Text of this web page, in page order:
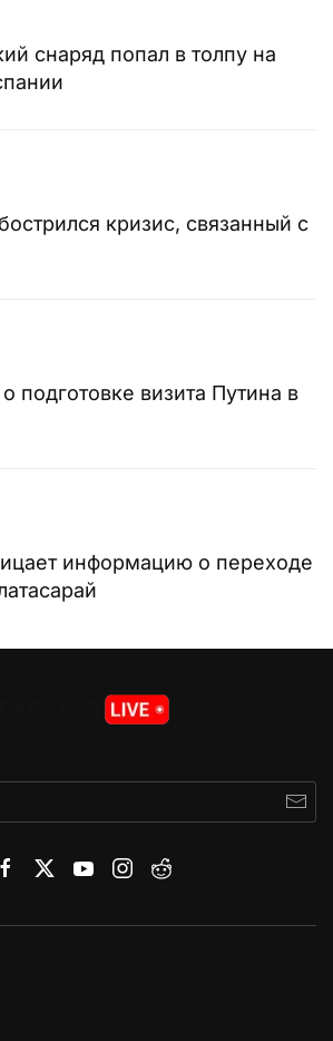
снаряд попал в толпу на
кризис, связанный с
подготовке визита Путина в
информацию о переходе